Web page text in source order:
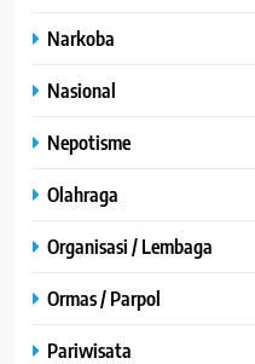
Narkoba
Nasional
Nepotisme
Olahraga
Organisasi / Lembaga
Ormas / Parpol
Pariwisata